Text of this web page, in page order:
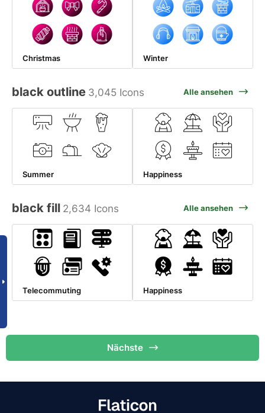
Christmas Winter
black outline 3,045 Icons Alle ansehen
Summer Happiness
black fill 2,634 Icons Alle ansehen
Telecommuting Happiness
Nächste